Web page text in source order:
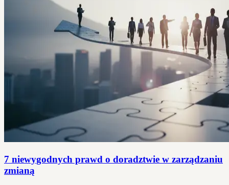
7 niewygodnych prawd o doradztwie w zarządzaniu
zmianą